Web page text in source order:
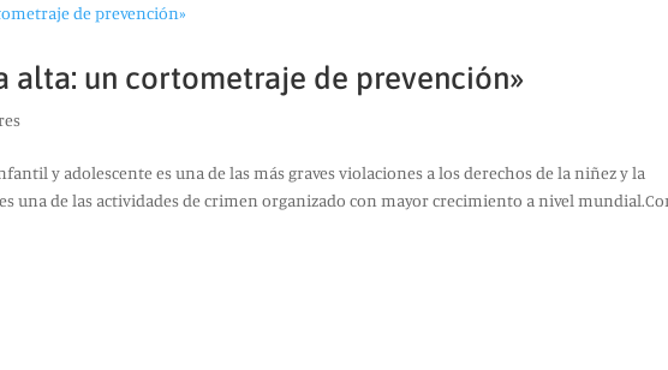
alta: un cortometraje de prevención»
y adolescente es una de las más graves violaciones a los derechos de la niñez y la
una de las actividades de crimen organizado con mayor crecimiento a nivel